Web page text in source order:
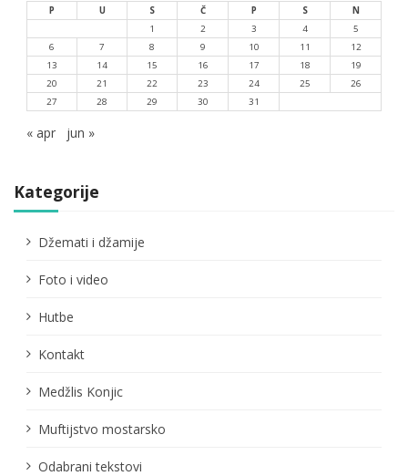
P U S Č P S
N
1
2 3 4
5
6
7 8 9 10 11
12
13
14 15 16 17 18
19
20
21 22 23 24 25
26
27
28 29 30 31
« apr jun »
Kategorije
Džemati i džamije
Foto i video
Hutbe
Kontakt
Medžlis Konjic
Muftijstvo mostarsko
Odabrani tekstovi